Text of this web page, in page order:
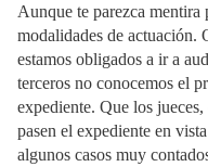
Aunque te parezca mentira
modalidades de actuación.
estamos obligados a ir a
terceros no conocemos el
expediente. Que los
pasen el expediente en
algunos casos muy